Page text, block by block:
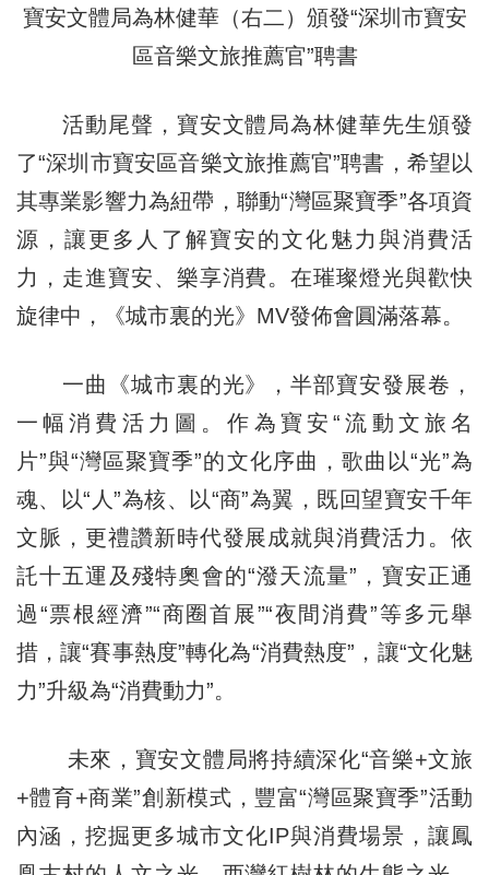
寶安文體局為林健華（右二）頒發“深圳市寶安
區音樂文旅推薦官”聘書
活動尾聲，寶安文體局為林健華先生頒發
了“深圳市寶安區音樂文旅推薦官”聘書，希望以
其專業影響力為紐帶，聯動“灣區聚寶季”各項資
源，讓更多人了解寶安的文化魅力與消費活
力，走進寶安、樂享消費。在璀璨燈光與歡快
旋律中，《城市裏的光》MV發佈會圓滿落幕。
一曲《城市裏的光》，半部寶安發展卷，
一幅消費活力圖。作為寶安“流動文旅名
片”與“灣區聚寶季”的文化序曲，歌曲以“光”為
魂、以“人”為核、以“商”為翼，既回望寶安千年
文脈，更禮讚新時代發展成就與消費活力。依
託十五運及殘特奧會的“潑天流量”，寶安正通
過“票根經濟”“商圈首展”“夜間消費”等多元舉
措，讓“賽事熱度”轉化為“消費熱度”，讓“文化魅
力”升級為“消費動力”。
未來，寶安文體局將持續深化“音樂+文旅
+體育+商業”創新模式，豐富“灣區聚寶季”活動
內涵，挖掘更多城市文化IP與消費場景，讓鳳